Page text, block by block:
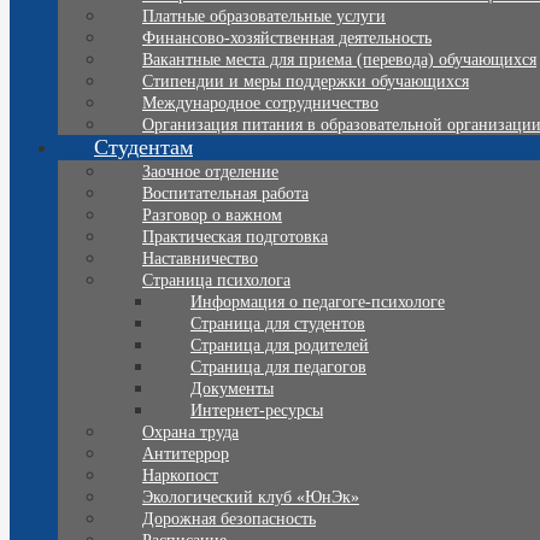
Платные образовательные услуги
Финансово-хозяйственная деятельность
Вакантные места для приема (перевода) обучающихся
Стипендии и меры поддержки обучающихся
Международное сотрудничество
Организация питания в образовательной организации
Студентам
Заочное отделение
Воспитательная работа
Разговор о важном
Практическая подготовка
Наставничество
Страница психолога
Информация о педагоге-психологе
Страница для студентов
Страница для родителей
Страница для педагогов
Документы
Интернет-ресурсы
Охрана труда
Антитеррор
Наркопост
Экологический клуб «ЮнЭк»
Дорожная безопасность